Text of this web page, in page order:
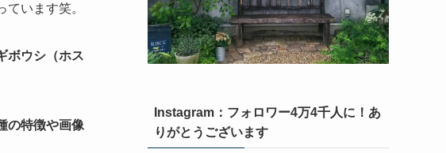
います笑。
ボウシ（ホス
の特徴や画像
Instagram：フォロワー4万4千人に！あ
りがとうございます